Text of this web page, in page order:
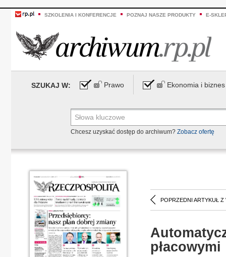
SZKOLENIA I KONFERENCJE POZNAJ NASZE PRODUKTY E-
SZUKAJ W: Prawo Ekonomia i biznes
Chcesz uzyskać dostęp do archiwum? Zobacz ofertę
POPRZEDNI ARTYKUŁ Z
płacowymi